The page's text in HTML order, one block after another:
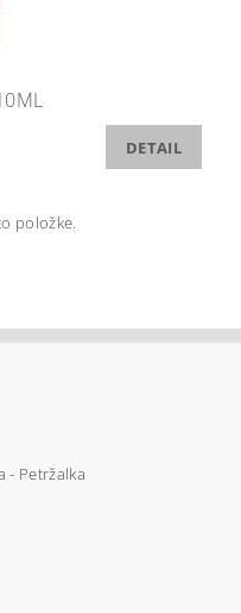
DETAIL
položke.
- Petržalka